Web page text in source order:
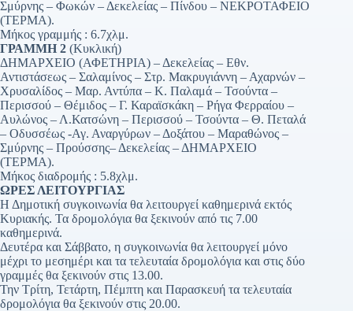
Σμύρνης – Φωκών – Δεκελείας – Πίνδου – ΝΕΚΡΟΤΑΦΕΙΟ
(ΤΕΡΜΑ).
Μήκος γραμμής : 6.7χλμ.
ΓΡΑΜΜΗ 2 (Κυκλική)
ΔΗΜΑΡΧΕΙΟ (ΑΦΕΤΗΡΙΑ) – Δεκελείας – Εθν.
Αντιστάσεως – Σαλαμίνος – Στρ. Μακρυγιάννη – Αχαρνών –
Χρυσαλίδος – Μαρ. Αντύπα – Κ. Παλαμά – Τσούντα –
Περισσού – Θέμιδος – Γ. Καραϊσκάκη – Ρήγα Φερραίου –
Αυλώνος – Λ.Κατσώνη – Περισσού – Τσούντα – Θ. Πεταλά
– Οδυσσέως -Αγ. Αναργύρων – Δοξάτου – Μαραθώνος –
Σμύρνης – Προύσσης– Δεκελείας – ΔΗΜΑΡΧΕΙΟ
(ΤΕΡΜΑ).
Μήκος διαδρομής : 5.8χλμ.
ΩΡΕΣ ΛΕΙΤΟΥΡΓΙΑΣ
Η Δημοτική συγκοινωνία θα λειτουργεί καθημερινά εκτός
Κυριακής. Τα δρομολόγια θα ξεκινούν από τις 7.00
καθημερινά.
Δευτέρα και Σάββατο, η συγκοινωνία θα λειτουργεί μόνο
μέχρι το μεσημέρι και τα τελευταία δρομολόγια και στις δύο
γραμμές θα ξεκινούν στις 13.00.
Την Τρίτη, Τετάρτη, Πέμπτη και Παρασκευή τα τελευταία
δρομολόγια θα ξεκινούν στις 20.00.